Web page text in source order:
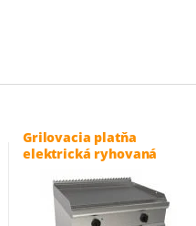
Grilovacia platňa
elektrická ryhovaná